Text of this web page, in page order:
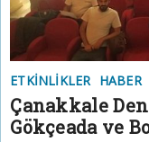
ETKINLIKLER HABER
Çanakkale
Gökçeada ve